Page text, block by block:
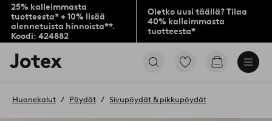
25% kalleimmasta
tuotteesta* + 10% lisää
alennetuista hinnoista**.
Koodi: 424882
Oletko uusi täällä? Tilaa
40% kalleimmasta
tuotteesta*
Jotex-
logo
aloitussivulle
Siirry
Siirry
Huonekalut Pöydät Sivupöydät & pikkupöydät